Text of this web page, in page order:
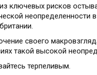
ключевых рисков
неопределенности
своего
такой высокой
терпеливым.